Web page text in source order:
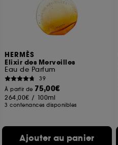
HERMÈS
Elixir des Merveilles
Eau de Parfum
39
À partir de 75,00€
264,00€ / 100ml
3 contenances disponibles
Ajouter au panier